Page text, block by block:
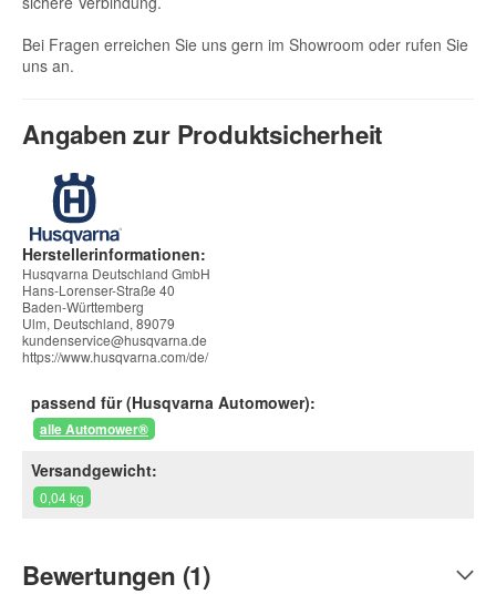
Bei Fragen erreichen Sie uns gern im Showroom oder rufen Sie
uns an.
Angaben zur Produktsicherheit
Herstellerinformationen:
Husqvarna Deutschland GmbH
Hans-Lorenser-Straße 40
Baden-Württemberg
Ulm, Deutschland, 89079
kundenservice@husqvarna.de
https://www.husqvarna.com/de/
passend für (Husqvarna Automower):
alle Automower®
Versandgewicht:
0,04 kg
Bewertungen (1)